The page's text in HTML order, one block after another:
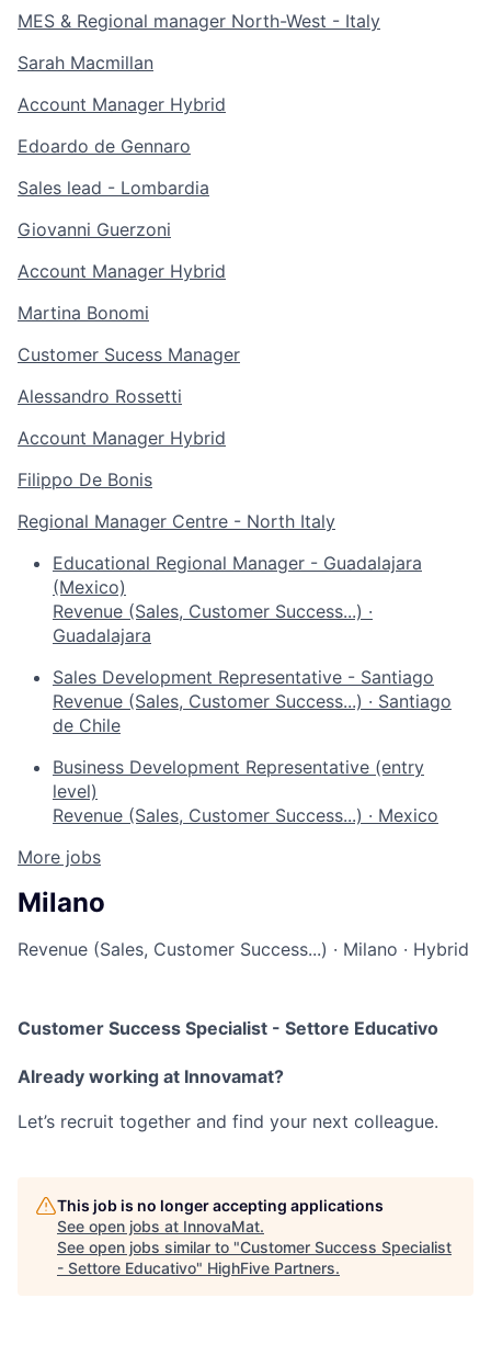
MES & Regional manager North-West - Italy
Sarah Macmillan
Account Manager Hybrid
Edoardo de Gennaro
Sales lead - Lombardia
Giovanni Guerzoni
Account Manager Hybrid
Martina Bonomi
Customer Sucess Manager
Alessandro Rossetti
Account Manager Hybrid
Filippo De Bonis
Regional Manager Centre - North Italy
Educational Regional Manager - Guadalajara
(Mexico)
Revenue (Sales, Customer Success...) ·
Guadalajara
Sales Development Representative - Santiago
Revenue (Sales, Customer Success...) · Santiago
de Chile
Business Development Representative (entry
level)
Revenue (Sales, Customer Success...) · Mexico
More jobs
Milano
Revenue (Sales, Customer Success...) · Milano · Hybrid
Customer Success Specialist - Settore Educativo
Already working at Innovamat?
Let’s recruit together and find your next colleague.
This job is no longer accepting applications
See open jobs at InnovaMat.
See open jobs similar to "Customer Success Specialist
- Settore Educativo" HighFive Partners.